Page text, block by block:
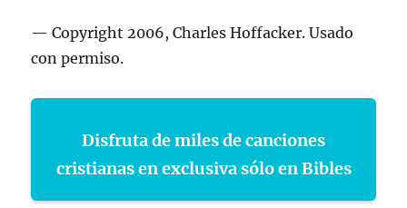
— Copyright 2006, Charles Hoffacker. Usado
con permiso.
Disfruta de miles de canciones
cristianas en exclusiva sólo en Bibles